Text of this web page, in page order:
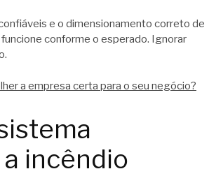
e o dimensionamento correto de
conforme o esperado. Ignorar
a empresa certa para o seu negócio?
incêndio